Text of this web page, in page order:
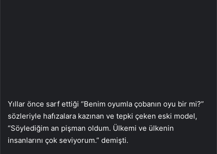
Yıllar önce sarf ettiği “Benim oyumla çobanın oyu bir mi?”
sözleriyle hafızalara kazınan ve tepki çeken eski model,
“Söylediğim an pişman oldum. Ülkemi ve ülkenin
insanlarını çok seviyorum.” demişti.